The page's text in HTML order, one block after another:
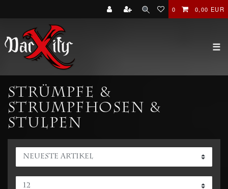
0 0,00 EUR
☰
Strümpfe &
Strumpfhosen &
Stulpen